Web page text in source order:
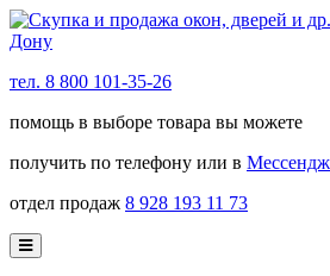
тел. 8 800 101-35-26
помощь в выборе товара вы можете
получить по телефону или в
отдел продаж 8 928 193 11 73